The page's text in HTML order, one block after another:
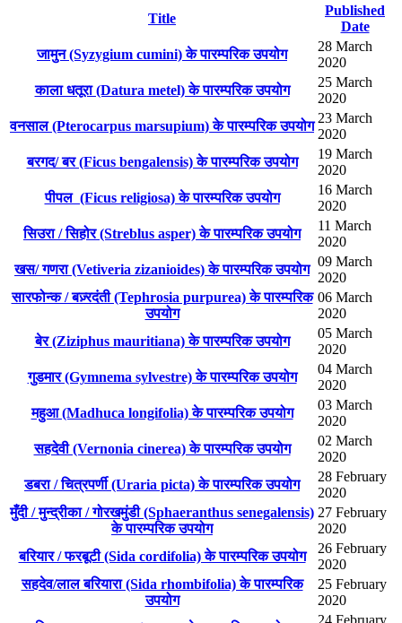
Title
Published
Date
जामुन (Syzygium cumini) के पारम्परिक उपयोग
28 March
2020
काला धतूरा (Datura metel) के पारम्परिक उपयोग
25 March
2020
वनसाल (Pterocarpus marsupium) के पारम्परिक उपयोग
23 March
2020
बरगद/ बर (Ficus bengalensis) के पारम्परिक उपयोग
19 March
2020
पीपल (Ficus religiosa) के पारम्परिक उपयोग
16 March
2020
सिउरा / सिहोर (Streblus asper) के पारम्परिक उपयोग
11 March
2020
खस/ गणरा (Vetiveria zizanioides) के पारम्परिक उपयोग
09 March
2020
सारफोन्क / बज़्रदंती (Tephrosia purpurea) के पारम्परिक
उपयोग
06 March
2020
बेर (Ziziphus mauritiana) के पारम्परिक उपयोग
05 March
2020
गुडमार (Gymnema sylvestre) के पारम्परिक उपयोग
04 March
2020
महुआ (Madhuca longifolia) के पारम्परिक उपयोग
03 March
2020
सहदेवी (Vernonia cinerea) के पारम्परिक उपयोग
02 March
2020
डबरा / चित्रपर्णी (Uraria picta) के पारम्परिक उपयोग
28 February
2020
मुँदी / मुन्द्रीका / गोरखमुंडी (Sphaeranthus senegalensis)
के पारम्परिक उपयोग
27 February
2020
बरियार / फरबूटी (Sida cordifolia) के पारम्परिक उपयोग
26 February
2020
सहदेव/लाल बरियारा (Sida rhombifolia) के पारम्परिक
उपयोग
25 February
2020
24 February